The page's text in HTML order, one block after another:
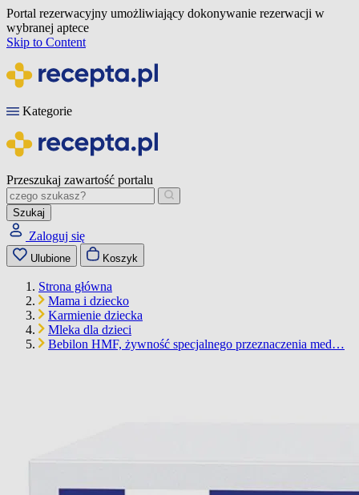
Portal rezerwacyjny umożliwiający dokonywanie rezerwacji w
wybranej aptece
Skip to Content
Kategorie
Przeszukaj zawartość portalu
Szukaj
Zaloguj się
Ulubione Koszyk
Strona główna
Mama i dziecko
Karmienie dziecka
Mleka dla dzieci
Bebilon HMF, żywność specjalnego przeznaczenia med…